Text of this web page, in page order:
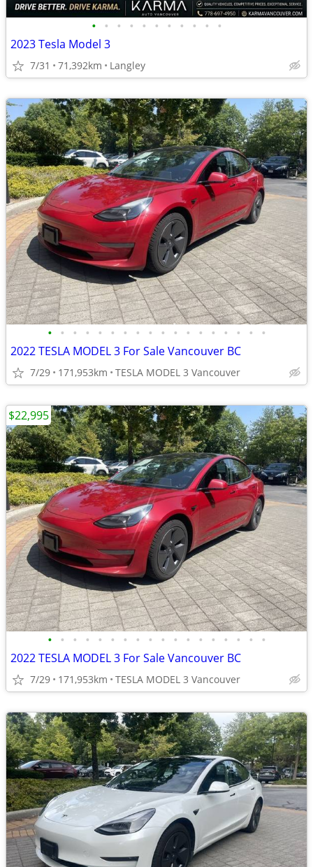
• • • • • • • • • • •
2023 Tesla Model 3
7/31 71,392km Langley
• • • • • • • • • • • • • • • • • •
2022 TESLA MODEL 3 For Sale Vancouver BC
7/29 171,953km TESLA MODEL 3 Vancouver
• • • • • • • • • • • • • • • • • •
2022 TESLA MODEL 3 For Sale Vancouver BC
7/29 171,953km TESLA MODEL 3 Vancouver
$22,995